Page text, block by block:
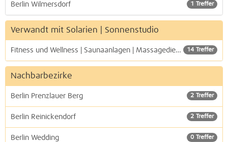
1 Treffer
Berlin Wilmersdorf
Verwandt mit Solarien | Sonnenstudio
14 Treffer
Fitness und Wellness | Saunaanlagen | Massagedienste
Nachbarbezirke
2 Treffer
Berlin Prenzlauer Berg
2 Treffer
Berlin Reinickendorf
0 Treffer
Berlin Wedding